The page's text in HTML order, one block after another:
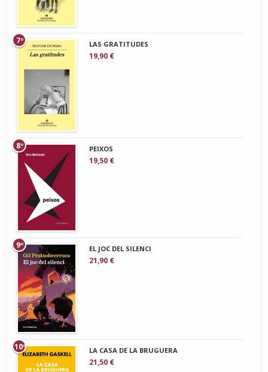
LAS GRATITUDES
19,90 €
7º
PEIXOS
19,50 €
8º
EL JOC DEL SILENCI
21,90 €
9º
LA CASA DE LA BRUGUERA
21,50 €
10º